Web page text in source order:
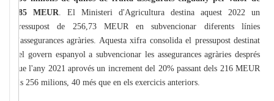
285 MEUR. El Ministeri d'Agricultura destina aquest 2022 un
pressupost de 256,73 MEUR en subvencionar diferents línies
d'assegurances agràries. Aquesta xifra consolida el pressupost destinat
pel govern espanyol a subvencionar les assegurances agràries després
que l'any 2021 aprovés un increment del 20% passant dels 216 MEUR
als 256 milions, 40 més que en els exercicis anteriors.